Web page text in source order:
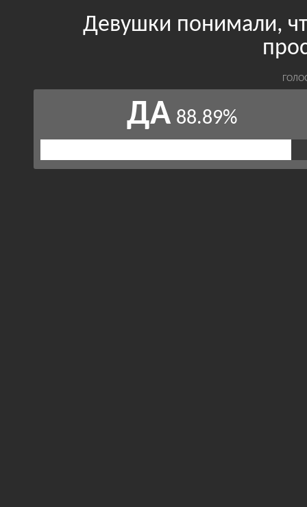
Девушки понимали,
ДА 88.89%